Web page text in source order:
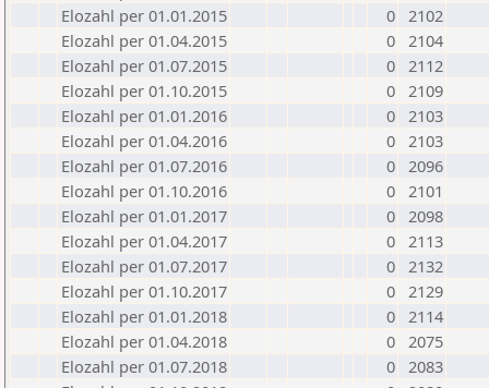
Elozahl per 01.01.2015
0 2102
Elozahl per 01.04.2015
0 2104
Elozahl per 01.07.2015
0 2112
Elozahl per 01.10.2015
0 2109
Elozahl per 01.01.2016
0 2103
Elozahl per 01.04.2016
0 2103
Elozahl per 01.07.2016
0 2096
Elozahl per 01.10.2016
0 2101
Elozahl per 01.01.2017
0 2098
Elozahl per 01.04.2017
0 2113
Elozahl per 01.07.2017
0 2132
Elozahl per 01.10.2017
0 2129
Elozahl per 01.01.2018
0 2114
Elozahl per 01.04.2018
0 2075
Elozahl per 01.07.2018
0 2083